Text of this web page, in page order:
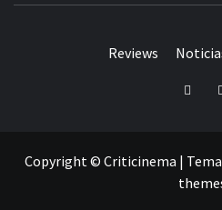
Reviews
Twitter
Copyright © Criticinema |